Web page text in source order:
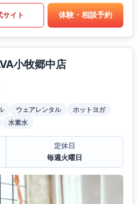
サイト 体験・相談予約
小牧郷中店
ウェアレンタル
ホットヨガ
水素水
定休日
毎週火曜日